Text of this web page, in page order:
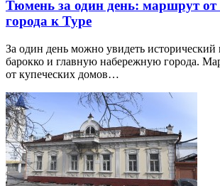
Тюмень за один день: маршрут от
города к Туре
За один день можно увидеть исторический
барокко и главную набережную города.
от купеческих домов…